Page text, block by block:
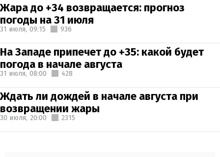
Жара до +34 возвращается: прогноз
погоды на 31 июля
31 июля, 09:15 936
На Западе припечет до +35: какой будет
погода в начале августа
31 июля, 08:00 428
Ждать ли дождей в начале августа при
возвращении жары
30 июля, 20:00 2315